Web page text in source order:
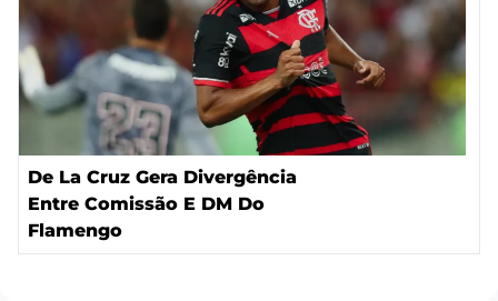
De La Cruz Gera Divergência
Entre Comissão E DM Do
Flamengo